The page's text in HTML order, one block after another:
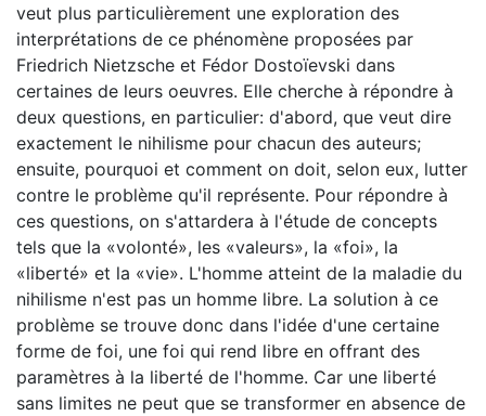
veut plus particulièrement une exploration des
interprétations de ce phénomène proposées par
Friedrich Nietzsche et Fédor Dostoïevski dans
certaines de leurs oeuvres. Elle cherche à répondre à
deux questions, en particulier: d'abord, que veut dire
exactement le nihilisme pour chacun des auteurs;
ensuite, pourquoi et comment on doit, selon eux, lutter
contre le problème qu'il représente. Pour répondre à
ces questions, on s'attardera à l'étude de concepts
tels que la «volonté», les «valeurs», la «foi», la
«liberté» et la «vie». L'homme atteint de la maladie du
nihilisme n'est pas un homme libre. La solution à ce
problème se trouve donc dans l'idée d'une certaine
forme de foi, une foi qui rend libre en offrant des
paramètres à la liberté de l'homme. Car une liberté
sans limites ne peut que se transformer en absence de